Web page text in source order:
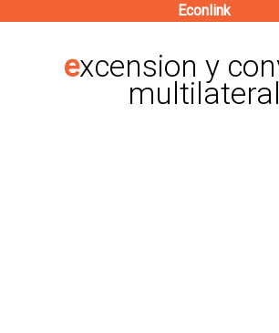
contenido
principal
Econlink
excension y convenio
multilateral